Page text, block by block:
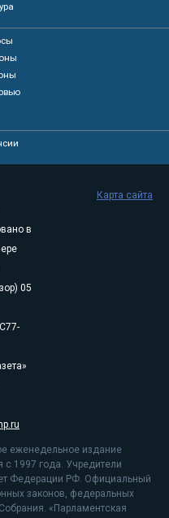
в
05
еженедельное издание
1997 года. Учредители
Федерации РФ. Официальный
законов, федеральных
«Парламентская
Карта сайта